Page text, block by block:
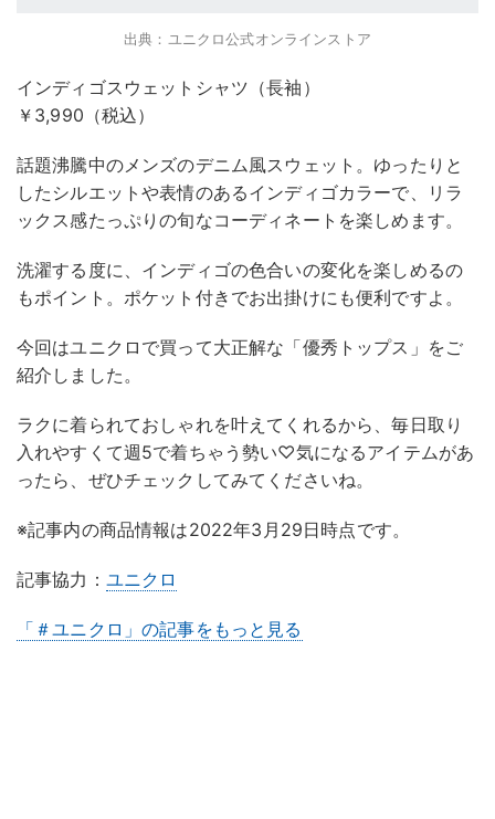
出典：ユニクロ公式オンラインストア
インディゴスウェットシャツ（長袖）
￥3,990（税込）
話題沸騰中のメンズのデニム風スウェット。ゆったりと
したシルエットや表情のあるインディゴカラーで、リラ
ックス感たっぷりの旬なコーディネートを楽しめます。
洗濯する度に、インディゴの色合いの変化を楽しめるの
もポイント。ポケット付きでお出掛けにも便利ですよ。
今回はユニクロで買って大正解な「優秀トップス」をご
紹介しました。
ラクに着られておしゃれを叶えてくれるから、毎日取り
入れやすくて週5で着ちゃう勢い♡気になるアイテムがあ
ったら、ぜひチェックしてみてくださいね。
※記事内の商品情報は2022年3月29日時点です。
記事協力： ユニクロ
「＃ユニクロ」の記事をもっと見る